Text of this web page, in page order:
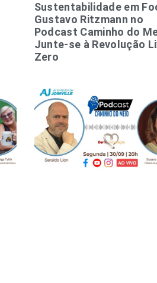
Sustentabilidade em
Gustavo Ritzmann no
Podcast Caminho do
Junte-se à Revolução
Zero